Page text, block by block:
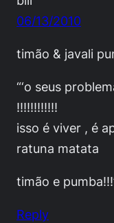
06/13/2010
timão & javali
“‘o seus
!!!!!!!!!!!!
isso é viver , é
ratuna matata
timão e
Reply